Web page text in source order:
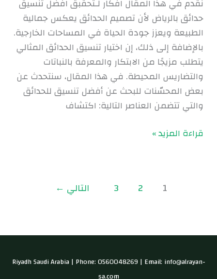
نقدم في هذا المقال افكار لـتحقبق افضل تنسيق
حدائق بالرياض لأن تصميم الحدائق يعكس جمالية
الطبيعة ويعزز جودة الحياة في المساحات الخارجية.
بالإضافة إلى ذلك، إن اختيار تنسيق الحدائق المثالي
يتطلب مزيجًا من الابتكار والمعرفة بالنباتات
والتضاريس المحيطة. في هذا المقال، سنتحدث عن
بعض المحسّنات للبحث عن أفضل تنسيق للحدائق
والتي تتضمن العناصر التالية: اكتشاف
قراءة المزيد »
1
2
3 التالي ←
Riyadh Saudi Arabia | Phone: 0560048269 | Email: info@alrayan-
sa.com